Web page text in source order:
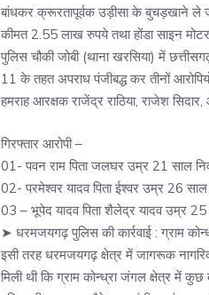
बांधकर क्रूरतापूर्वक उड़ीसा के बुचड़खाने ले
कीमत 2.55 लाख रुपये तथा होंडा साइन
पुलिस चौकी जोबी (थाना खरसिया) में
11 के तहत अपराध पंजीबद्ध कर तीनों
हमराह आरक्षक राजेंद्र राठिया, राजेश
गिरफ्तार आरोपी –
01- पवन राम पिता जलघर उम्र 21 साल
02- परमेश्वर यादव पिता ईश्वर उम्र 26 साल
03 – भूपेद यादव पिता शैलेद्र यादव उम्र 25
➤ धरमजयगढ़ पुलिस की कार्रवाई : ग्राम
इसी तरह धरमजयगढ़ क्षेत्र में जागरूक
मिली थी कि ग्राम कोन्ध्रा जंगल क्षेत्र में